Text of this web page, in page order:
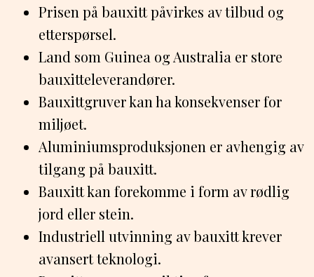
Prisen på bauxitt påvirkes av tilbud og
etterspørsel.
Land som Guinea og Australia er store
bauxitteleverandører.
Bauxittgruver kan ha konsekvenser for
miljøet.
Aluminiumsproduksjonen er avhengig av
tilgang på bauxitt.
Bauxitt kan forekomme i form av rødlig
jord eller stein.
Industriell utvinning av bauxitt krever
avansert teknologi.